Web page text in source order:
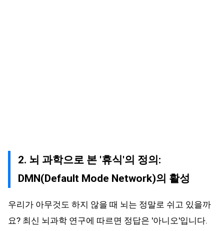
2. 뇌 과학으로 본 '휴식'의 정의:
DMN(Default Mode Network)의 활성
우리가 아무것도 하지 않을 때 뇌는 정말로 쉬고 있을까
요? 최신 뇌과학 연구에 따르면 정답은 '아니오'입니다.